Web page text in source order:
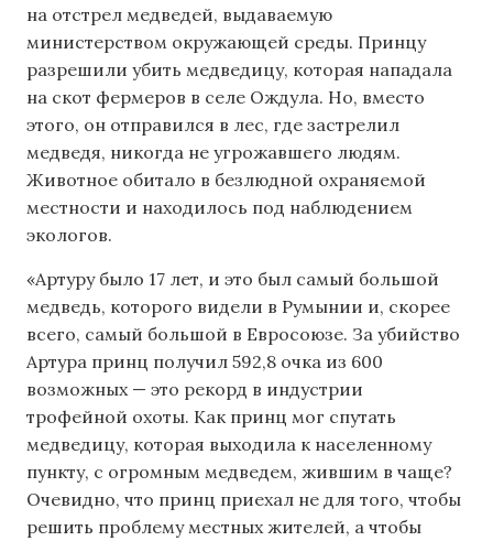
на отстрел медведей, выдаваемую
министерством окружающей среды. Принцу
разрешили убить медведицу, которая нападала
на скот фермеров в селе Ождула. Но, вместо
этого, он отправился в лес, где застрелил
медведя, никогда не угрожавшего людям.
Животное обитало в безлюдной охраняемой
местности и находилось под наблюдением
экологов.
«Артуру было 17 лет, и это был самый большой
медведь, которого видели в Румынии и, скорее
всего, самый большой в Евросоюзе. За убийство
Артура принц получил 592,8 очка из 600
возможных — это рекорд в индустрии
трофейной охоты. Как принц мог спутать
медведицу, которая выходила к населенному
пункту, с огромным медведем, жившим в чаще?
Очевидно, что принц приехал не для того, чтобы
решить проблему местных жителей, а чтобы